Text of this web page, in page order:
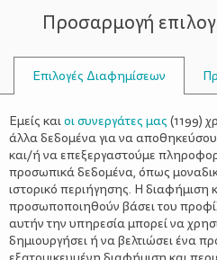
ΟΙΚΟΓΈΝΕΙΑ>ΟΙΚΟΓΕΝΕΙΑΚΈΣ
Εσύ Τις
Ακόμη Τις Πετάς;
Προσαρμογή
Επιλογές Διαφημίσεων
Εμείς καιοι συνεργάτες μας (1199)
άλλα δεδομένα για να
και/ή να επεξεργαστούμε
προσωπικά δεδομένα, όπως
ιστορικό περιήγησης. Η διαφήμιση
προσωποποιηθούν βάσει του
αυτήν την υπηρεσία μπορεί να
δημιουργήσει ή να βελτιώσει ένα